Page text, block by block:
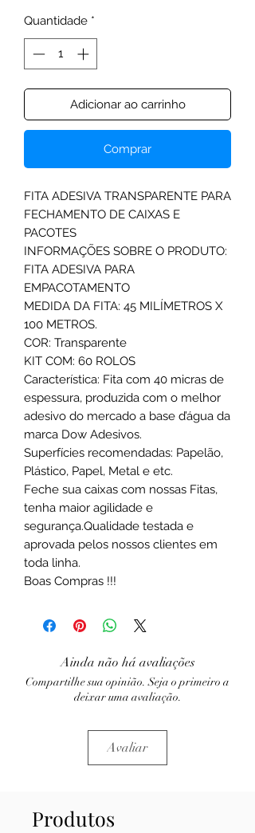
Quantidade *
Adicionar ao carrinho
Comprar
FITA ADESIVA TRANSPARENTE PARA
FECHAMENTO DE CAIXAS E
PACOTES
INFORMAÇÕES SOBRE O PRODUTO:
FITA ADESIVA PARA
EMPACOTAMENTO
MEDIDA DA FITA: 45 MILÍMETROS X
100 METROS.
COR: Transparente
KIT COM: 60 ROLOS
Característica: Fita com 40 micras de
espessura, produzida com o melhor
adesivo do mercado a base d’água da
marca Dow Adesivos.
Superfícies recomendadas: Papelão,
Plástico, Papel, Metal e etc.
Feche sua caixas com nossas Fitas,
tenha maior agilidade e
segurança.Qualidade testada e
aprovada pelos nossos clientes em
toda linha.
Boas Compras !!!
Ainda não há avaliações
Compartilhe sua opinião. Seja o primeiro a
deixar uma avaliação.
Avaliar
Produtos